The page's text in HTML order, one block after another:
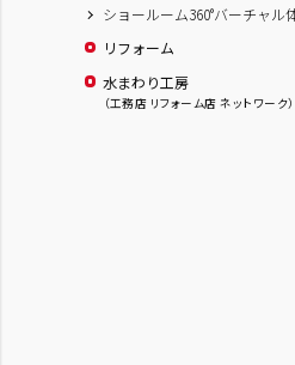
ショールーム360°バーチャル
リフォーム
水まわり工房
（工務店 リフォーム店 ネットワーク）